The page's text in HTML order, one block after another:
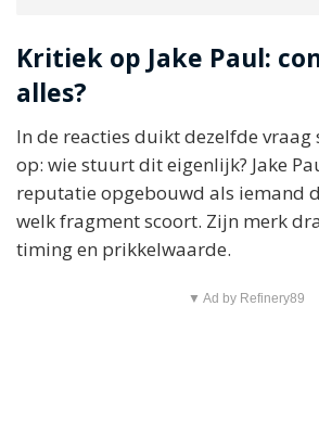
Kritiek op Jake Paul:
alles?
In de reacties duikt dezelfde vraag
op: wie stuurt dit eigenlijk? Jake
reputatie opgebouwd als iemand
welk fragment scoort. Zijn merk
timing en prikkelwaarde.
▼ Ad by Refinery89